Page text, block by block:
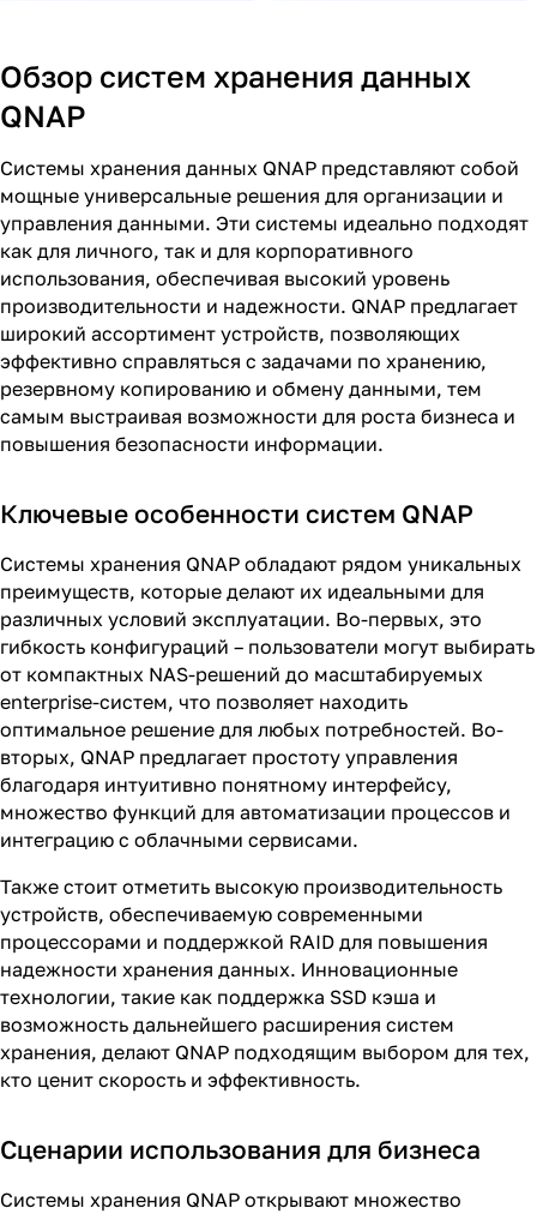
Обзор систем хранения данных
QNAP
Системы хранения данных QNAP представляют собой
мощные универсальные решения для организации и
управления данными. Эти системы идеально подходят
как для личного, так и для корпоративного
использования, обеспечивая высокий уровень
производительности и надежности. QNAP предлагает
широкий ассортимент устройств, позволяющих
эффективно справляться с задачами по хранению,
резервному копированию и обмену данными, тем
самым выстраивая возможности для роста бизнеса и
повышения безопасности информации.
Ключевые особенности систем QNAP
Системы хранения QNAP обладают рядом уникальных
преимуществ, которые делают их идеальными для
различных условий эксплуатации. Во-первых, это
гибкость конфигураций – пользователи могут выбирать
от компактных NAS-решений до масштабируемых
enterprise-систем, что позволяет находить
оптимальное решение для любых потребностей. Во-
вторых, QNAP предлагает простоту управления
благодаря интуитивно понятному интерфейсу,
множество функций для автоматизации процессов и
интеграцию с облачными сервисами.
Также стоит отметить высокую производительность
устройств, обеспечиваемую современными
процессорами и поддержкой RAID для повышения
надежности хранения данных. Инновационные
технологии, такие как поддержка SSD кэша и
возможность дальнейшего расширения систем
хранения, делают QNAP подходящим выбором для тех,
кто ценит скорость и эффективность.
Сценарии использования для бизнеса
Системы хранения QNAP открывают множество